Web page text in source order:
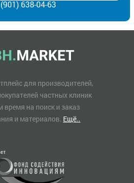
638-04-63
для производителей,
частных клиник
время на поиск и заказ
и материалов. Ещё..